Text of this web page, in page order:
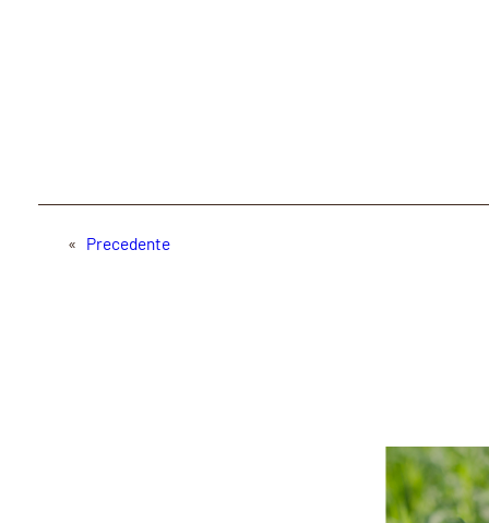
« Precedente